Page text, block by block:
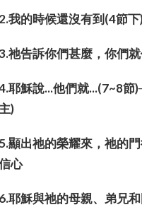
2.我的時候還沒有到(4節
祂告訴你們甚麼，你們
耶穌說...他們就...(7~8
主)
5.顯出祂的榮耀來，祂的
心
6.耶穌與祂的母親、弟兄